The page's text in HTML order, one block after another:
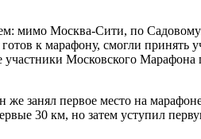
мимо Москва-Сити, по Садовому
к марафону, смогли принять
Московского Марафона
же занял первое место на
30 км, но затем уступил